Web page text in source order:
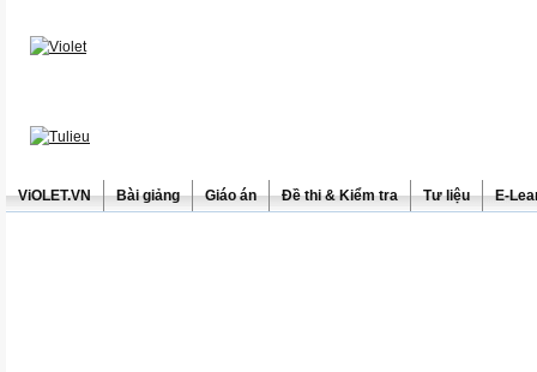
ViOLET.VN Bài giảng Giáo án Đề thi & Kiểm tra Tư liệu E-